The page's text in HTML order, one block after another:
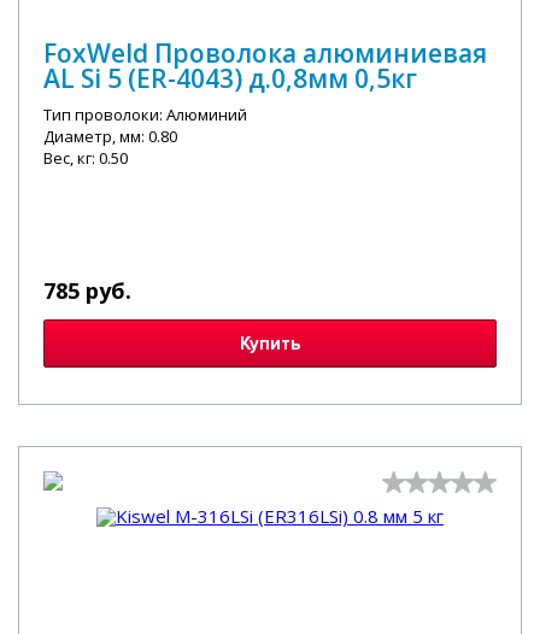
FoxWeld Проволока алюминиевая
AL Si 5 (ER-4043) д.0,8мм 0,5кг
Тип проволоки: Алюминий
Диаметр, мм: 0.80
Вес, кг: 0.50
785 руб.
Купить